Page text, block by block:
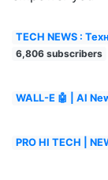
6,806 subscribers
WALL-E 🤖 | AI
PRO HI TECH |